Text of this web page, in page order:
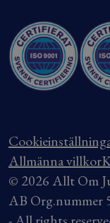
Allmänna villkor
© 2026 Allt Om
AB Org.nummer